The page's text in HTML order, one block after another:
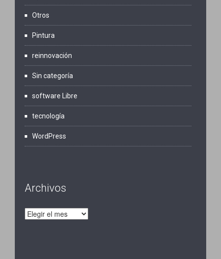
Otros
Pintura
reinnovación
Sin categoría
software Libre
tecnología
WordPress
Archivos
Archivos